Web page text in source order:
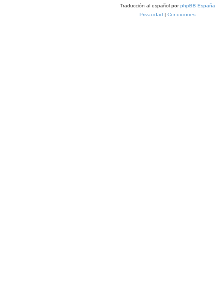
Traducción al español porphpBB España
Privacidad | Condiciones